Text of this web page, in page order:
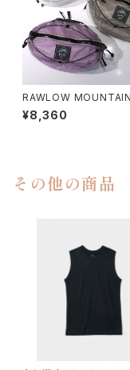
RAWLOW
KS / NUTSPACK
¥8,360
その他の商品